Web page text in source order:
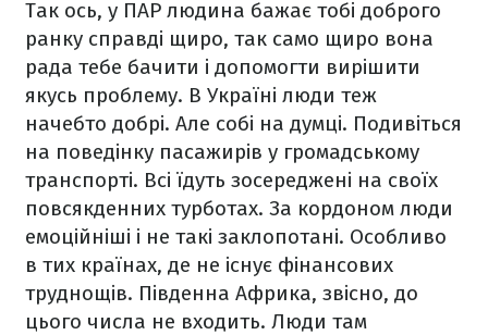
Так ось, у ПАР людина бажає тобі доброго
ранку справді щиро, так само щиро вона
рада тебе бачити і допомогти вирішити
якусь проблему. В Україні люди теж
начебто добрі. Але собі на думці. Подивіться
на поведінку пасажирів у громадському
транспорті. Всі їдуть зосереджені на своїх
повсякденних турботах. За кордоном люди
емоційніші і не такі заклопотані. Особливо
в тих країнах, де не існує фінансових
труднощів. Південна Африка, звісно, до
цього числа не входить. Люди там